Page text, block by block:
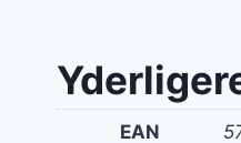
EAN